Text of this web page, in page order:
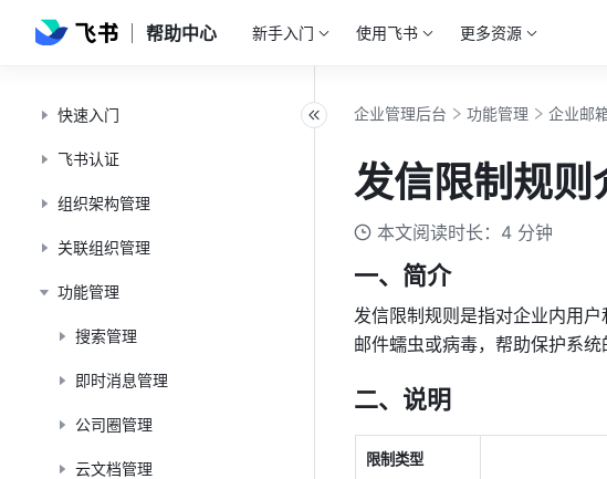
帮助中心 新手入门 使用飞书 更多资源
快速入门
飞书认证
组织架构管理
关联组织管理
功能管理
搜索管理
即时消息管理
公司圈管理
云文档管理
企业管理后台 功能管理 企业邮
发信限制规则
本文阅读时长：4 分钟
一、简介
发信限制规则是指对企业内用
邮件蠕虫或病毒，帮助保护系统
二、说明
限制类型